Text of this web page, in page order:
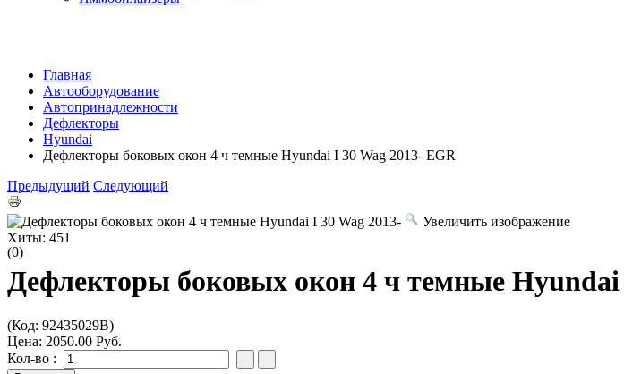
Главная
Автооборудование
Автопринадлежности
Дефлекторы
Hyundai
Дефлекторы боковых окон 4 ч темные Hyundai I 30 Wag 2013- EGR
Предыдущий Следующий
Увеличить изображение
Хиты: 451
(0)
Дефлекторы боковых окон 4 ч темные Hyundai
(Код: 92435029B)
Цена: 2050.00 Руб.
Кол-во :